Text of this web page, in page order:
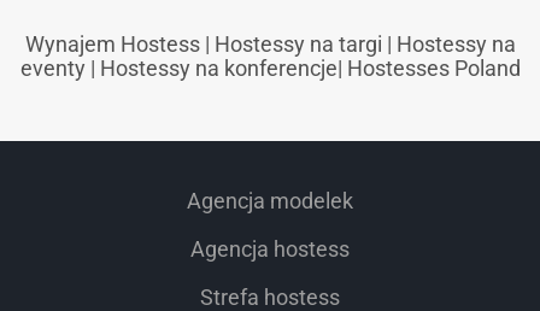
Wynajem Hostess| Hostessy na targi | Hostessy na
eventy | Hostessy na konferencje| Hostesses Poland
Agencja modelek
Agencja hostess
Strefa hostess